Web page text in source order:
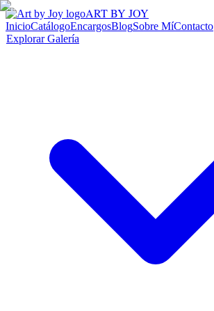
ART BY JOY
InicioCatálogoEncargosBlogSobre MíContacto
Explorar Galería